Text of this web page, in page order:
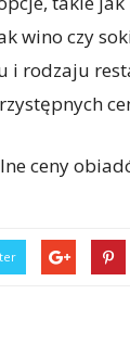
wino czy
i rodzaju
ceny